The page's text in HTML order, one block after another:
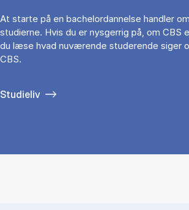
At starte på en bachelordannelse handler
studierne. Hvis du er nysgerrig på, om CBS
du læse hvad nuværende studerende siger
CBS.
Studieliv